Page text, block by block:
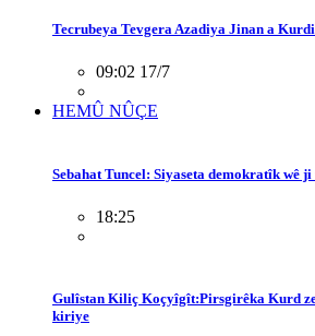
Tecrubeya Tevgera Azadiya Jinan a
09:02 17/7
HEMÛ NÛÇE
Sebahat Tuncel: Siyaseta demokratîk wê
18:25
Gulîstan Kiliç Koçyîgît:Pirsgirêka Kurd
kiriye